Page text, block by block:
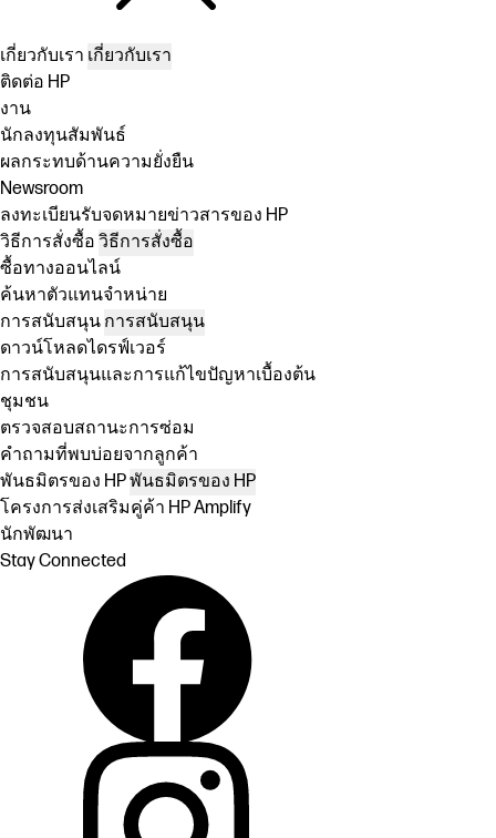
เกี่ยวกับเรา เกี่ยวกับเรา
ติดต่อ HP
งาน
นักลงทุนสัมพันธ์
ผลกระทบด้านความยั่งยืน
Newsroom
ลงทะเบียนรับจดหมายข่าวสารของ HP
วิธีการสั่งซื้อ วิธีการสั่งซื้อ
ซื้อทางออนไลน์
ค้นหาตัวแทนจำหน่าย
การสนับสนุน การสนับสนุน
ดาวน์โหลดไดรฟ์เวอร์
การสนับสนุนและการแก้ไขปัญหาเบื้องต้น
ชุมชน
ตรวจสอบสถานะการซ่อม
คำถามที่พบบ่อยจากลูกค้า
พันธมิตรของ HPพันธมิตรของ HP
โครงการส่งเสริมคู่ค้า HP Amplify
นักพัฒนา
Stay Connected